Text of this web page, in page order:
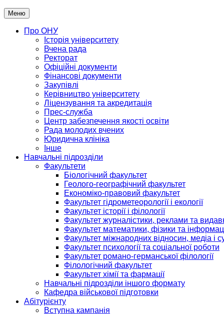
Меню
Про ОНУ
Історія університету
Вчена рада
Ректорат
Офіційні документи
Фінансові документи
Закупівлі
Керівництво університету
Ліцензування та акредитація
Прес-служба
Центр забезпечення якості освіти
Рада молодих вчених
Юридична клініка
Інше
Навчальні підрозділи
Факультети
Біологічний факультет
Геолого-географічний факультет
Економіко-правовий факультет
Факультет гідрометеорології і екології
Факультет історії і філології
Факультет журналістики, реклами та
Факультет математики, фізики та
Факультет міжнародних відносин, медіа і
Факультет психології та соціальної роботи
Факультет романо-германської філології
Філологічний факультет
Факультет хімії та фармації
Навчальні підрозділи іншого формату
Кафедра військової підготовки
Абітурієнту
Вступна кампанія